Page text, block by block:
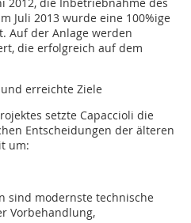
2012, die Inbetriebnahme des
Juli 2013 wurde eine 100%ige
Auf der Anlage werden
die erfolgreich auf dem
erreichte Ziele
setzte Capaccioli die
Entscheidungen der älteren
um:
sind modernste technische
Vorbehandlung,